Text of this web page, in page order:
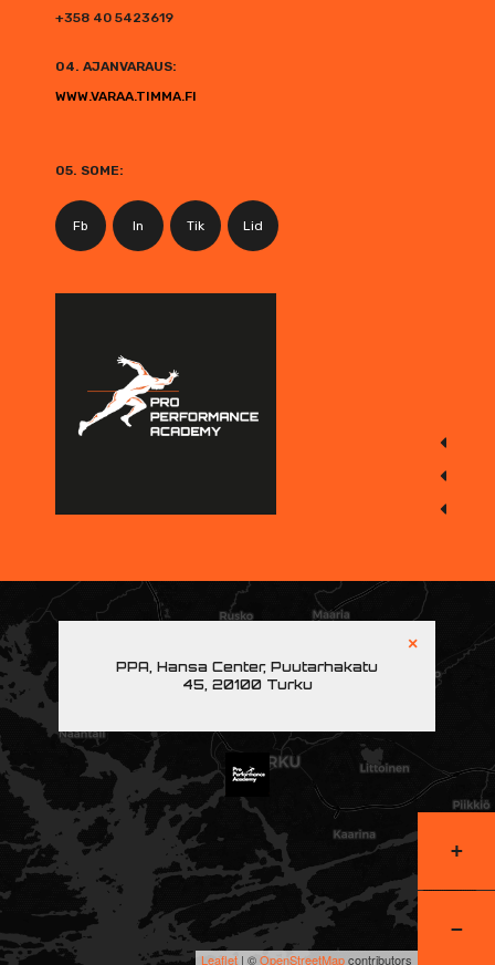
+358 40 5423619
04. AJANVARAUS:
WWW.VARAA.TIMMA.FI
05. SOME:
Fb In Tik Lid
PPA, Hansa Center, Puutarhakatu
45, 20100 Turku
×
+
−
Leaflet | ©OpenStreetMapcontributors